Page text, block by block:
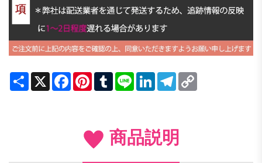
Share X FacebookPinterestTumblrLine LinkedInTelegram
商品説明